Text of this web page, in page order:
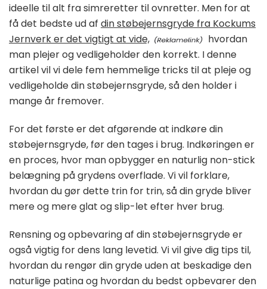
ideelle til alt fra simreretter til ovnretter. Men for at
få det bedste ud af din støbejernsgryde fra Kockums
Jernverk er det vigtigt at vide,
hvordan
man plejer og vedligeholder den korrekt. I denne
artikel vil vi dele fem hemmelige tricks til at pleje og
vedligeholde din støbejernsgryde, så den holder i
mange år fremover.
For det første er det afgørende at indkøre din
støbejernsgryde, før den tages i brug. Indkøringen er
en proces, hvor man opbygger en naturlig non-stick
belægning på grydens overflade. Vi vil forklare,
hvordan du gør dette trin for trin, så din gryde bliver
mere og mere glat og slip-let efter hver brug.
Rensning og opbevaring af din støbejernsgryde er
også vigtig for dens lang levetid. Vi vil give dig tips til,
hvordan du rengør din gryde uden at beskadige den
naturlige patina og hvordan du bedst opbevarer den